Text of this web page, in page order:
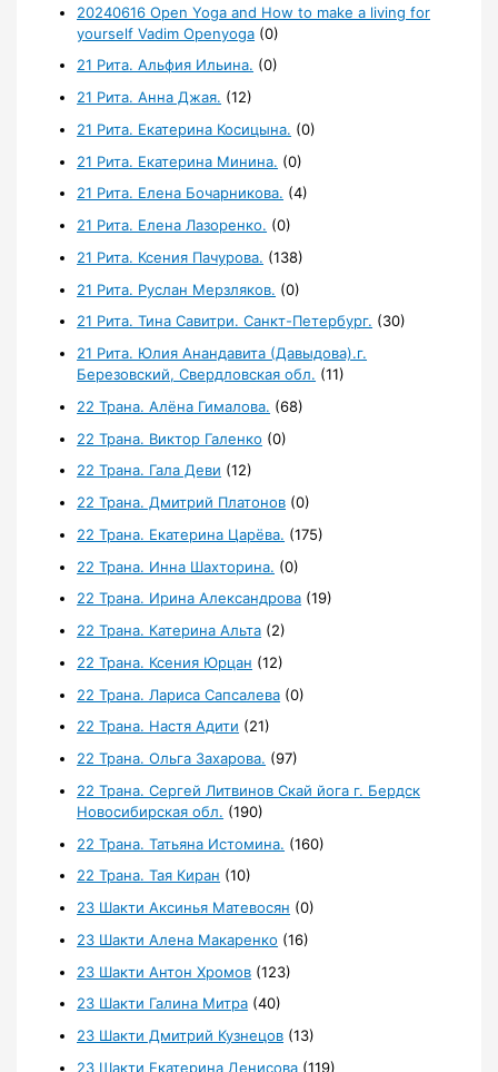
20240616 Open Yoga and How to make a living for
yourself Vadim Openyoga (0)
21 Рита. Альфия Ильина. (0)
21 Рита. Анна Джая. (12)
21 Рита. Екатерина Косицына. (0)
21 Рита. Екатерина Минина. (0)
21 Рита. Елена Бочарникова. (4)
21 Рита. Елена Лазоренко. (0)
21 Рита. Ксения Пачурова. (138)
21 Рита. Руслан Мерзляков. (0)
21 Рита. Тина Савитри. Санкт-Петербург. (30)
21 Рита. Юлия Анандавита (Давыдова).г.
Березовский, Свердловская обл. (11)
22 Трана. Алёна Гималова. (68)
22 Трана. Виктор Галенко (0)
22 Трана. Гала Деви (12)
22 Трана. Дмитрий Платонов (0)
22 Трана. Екатерина Царёва. (175)
22 Трана. Инна Шахторина. (0)
22 Трана. Ирина Александрова (19)
22 Трана. Катерина Альта (2)
22 Трана. Ксения Юрцан (12)
22 Трана. Лариса Сапсалева (0)
22 Трана. Настя Адити (21)
22 Трана. Ольга Захарова. (97)
22 Трана. Сергей Литвинов Скай йога г. Бердск
Новосибирская обл. (190)
22 Трана. Татьяна Истомина. (160)
22 Трана. Тая Киран (10)
23 Шакти Аксинья Матевосян (0)
23 Шакти Алена Макаренко (16)
23 Шакти Антон Хромов (123)
23 Шакти Галина Митра (40)
23 Шакти Дмитрий Кузнецов (13)
23 Шакти Екатерина Денисова (119)